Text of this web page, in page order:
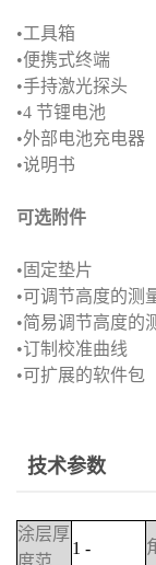
•工具箱
•便携式终端
•手持激光探头
•4 节锂电池
•外部电池充电器
•说明书
可选附件
•固定垫片
•可调节高度的测
•简易调节高度的
•订制校准曲线
•可扩展的软件包
技术参数
涂层厚
度范
1 -